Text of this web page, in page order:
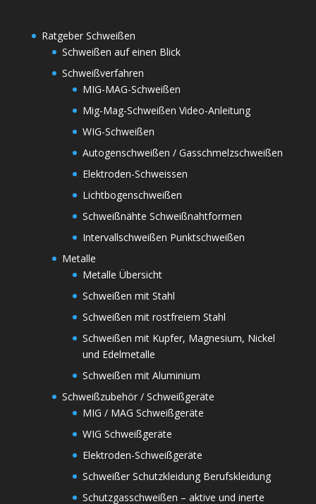
Ratgeber Schweißen
Schweißen auf einen Blick
Schweißverfahren
MIG-MAG-Schweißen
Mig-Mag-Schweißen Video-Anleitung
WIG-Schweißen
Autogenschweißen / Gasschmelzschweißen
Elektroden-Schweissen
Lichtbogenschweißen
Schweißnähte Schweißnahtformen
Intervallschweißen Punktschweißen
Metalle
Metalle Übersicht
Schweißen mit Stahl
Schweißen mit rostfreiem Stahl
Schweißen mit Kupfer, Magnesium, Nickel
und Edelmetalle
Schweißen mit Aluminium
Schweißzubehör / Schweißgeräte
MIG / MAG Schweißgeräte
WIG Schweißgeräte
Elektroden-Schweißgeräte
Schweißer Schutzkleidung Berufskleidung
Schutzgasschweißen – aktive und inerte